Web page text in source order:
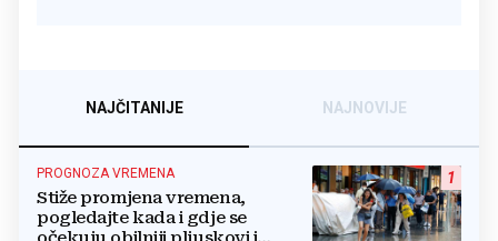
NAJČITANIJE NAJNOVIJE
1
PROGNOZA VREMENA
Stiže promjena vremena,
pogledajte kada i gdje se